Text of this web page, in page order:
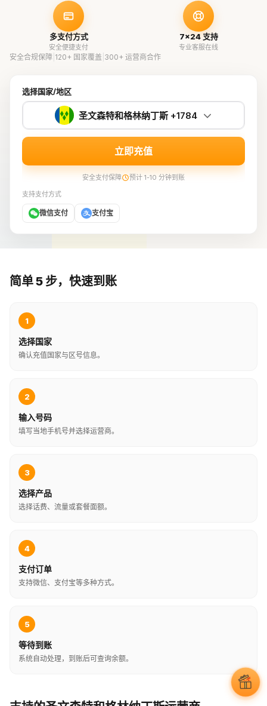
多支付方式
安全便捷支付
7×24 支持
专业客服在线
安全合规保障 120+ 国家覆盖 300+ 运营商合作
选择国家/地区
圣文森特和格林纳丁斯 +1784
立即充值
安全支付保障
预计 1-10 分钟到账
支持支付方式
微信支付 支付宝
简单 5 步，快速到账
1
选择国家
确认充值国家与区号信息。
2
输入号码
填写当地手机号并选择运营商。
3
选择产品
选择话费、流量或套餐面额。
4
支付订单
支持微信、支付宝等多种方式。
5
等待到账
系统自动处理，到账后可查询余额。